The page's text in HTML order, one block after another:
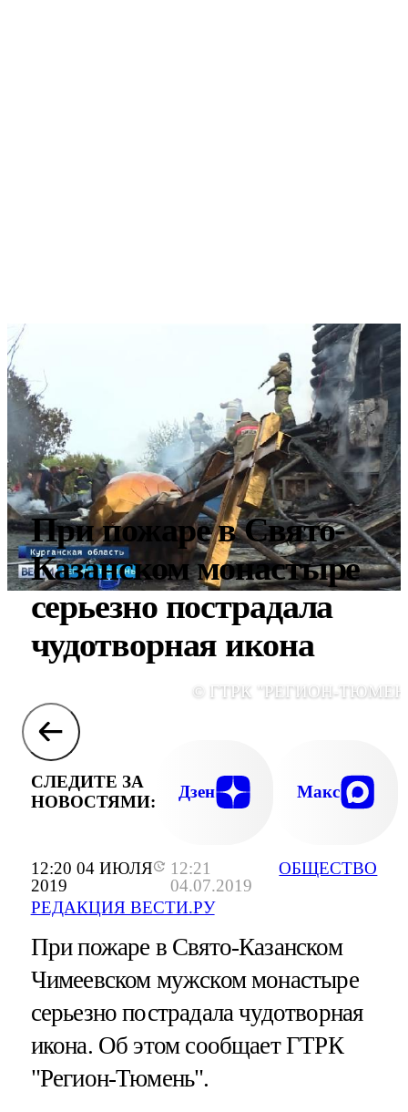
12:20 04 ИЮЛЯ
2019
12:21
04.07.2019
РЕДАКЦИЯ ВЕСТИ.РУ
ОБЩЕСТВО
При пожаре в Свято-
Казанском монастыре
серьезно пострадала
чудотворная икона
© ГТРК "РЕГИОН-
СЛЕДИТЕ ЗА
НОВОСТЯМИ:
Дзен Макс
При пожаре в Свято-Казанском
Чимеевском мужском монастыре
серьезно пострадала чудотворная
икона. Об этом сообщает ГТРК
"Регион-Тюмень".